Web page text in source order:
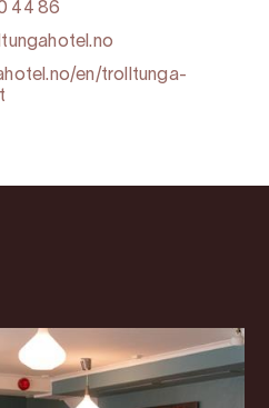
44 86
en/trolltunga-